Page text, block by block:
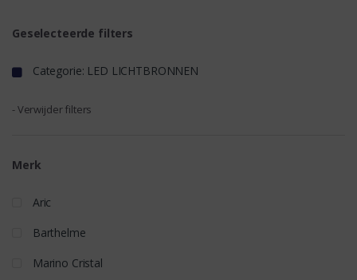
Geselecteerde filters
Categorie: LED LICHTBRONNEN
- Verwijder filters
Merk
Aric
Barthelme
Marino Cristal